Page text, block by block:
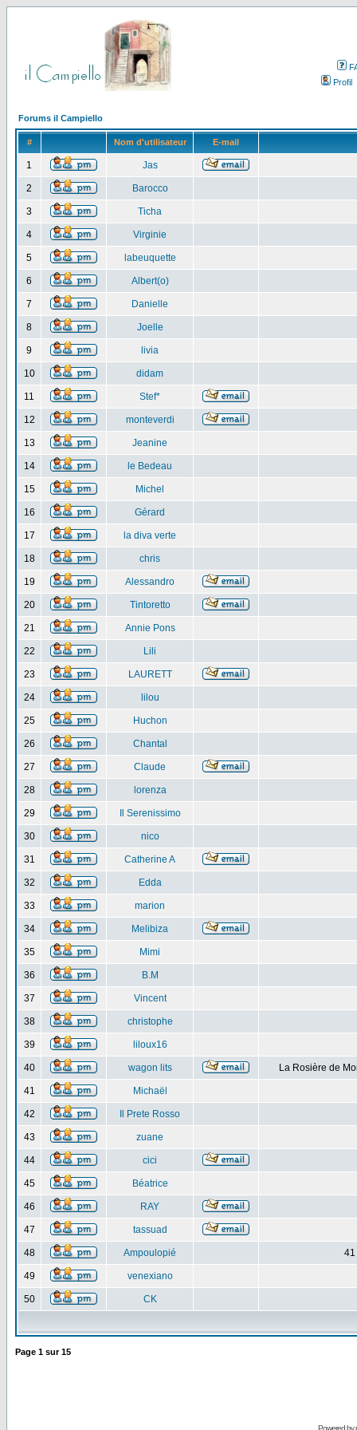
Profil
Forums il Campiello
# Nom d'utilisateur E-mail
1 Jas
2 Barocco
3 Ticha
4 Virginie
5 labeuquette
6 Albert(o)
7 Danielle
8 Joelle
9 livia
10 didam
11 Stef*
12 monteverdi
13 Jeanine
14 le Bedeau
15 Michel
16 Gérard
17 la diva verte
18 chris
19 Alessandro
20 Tintoretto
21 Annie Pons
22 Lili
23 LAURETT
24 lilou
25 Huchon
26 Chantal
27 Claude
28 lorenza
29 Il Serenissimo
30 nico
31 Catherine A
32 Edda
33 marion
34 Melibiza
35 Mimi
36 B.M
37 Vincent
38 christophe
39 liloux16
40 wagon lits La Rosière de
41 Michaël
42 Il Prete Rosso
43 zuane
44 cici
45 Béatrice
46 RAY
47 tassuad
48 Ampoulopié 41
49 venexiano
50 CK
Page 1 sur15
Powered by